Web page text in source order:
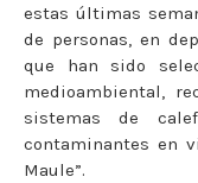
estas últimas
de personas, en
que han sido
medioambiental,
sistemas de
contaminantes en
Maule”.